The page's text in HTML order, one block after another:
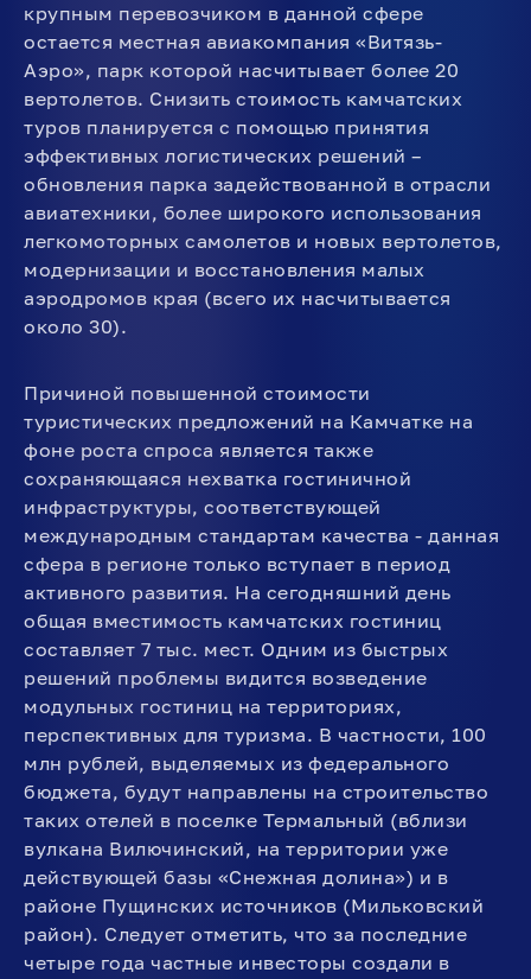
крупным перевозчиком в данной сфере
остается местная авиакомпания «Витязь-
Аэро», парк которой насчитывает более 20
вертолетов. Снизить стоимость камчатских
туров планируется с помощью принятия
эффективных логистических решений –
обновления парка задействованной в отрасли
авиатехники, более широкого использования
легкомоторных самолетов и новых вертолетов,
модернизации и восстановления малых
аэродромов края (всего их насчитывается
около 30).
Причиной повышенной стоимости
туристических предложений на Камчатке на
фоне роста спроса является также
сохраняющаяся нехватка гостиничной
инфраструктуры, соответствующей
международным стандартам качества - данная
сфера в регионе только вступает в период
активного развития. На сегодняшний день
общая вместимость камчатских гостиниц
составляет 7 тыс. мест. Одним из быстрых
решений проблемы видится возведение
модульных гостиниц на территориях,
перспективных для туризма. В частности, 100
млн рублей, выделяемых из федерального
бюджета, будут направлены на строительство
таких отелей в поселке Термальный (вблизи
вулкана Вилючинский, на территории уже
действующей базы «Снежная долина») и в
районе Пущинских источников (Мильковский
район). Следует отметить, что за последние
четыре года частные инвесторы создали в